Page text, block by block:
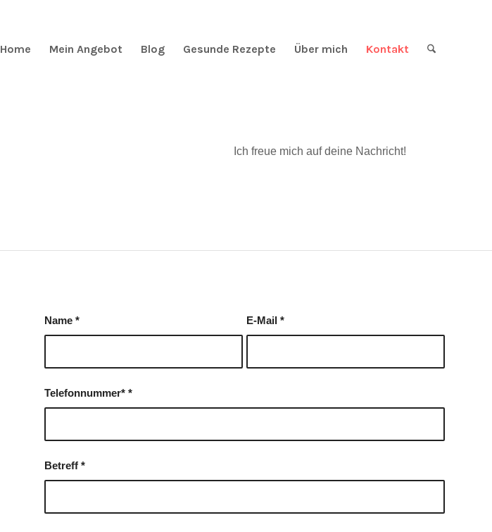
Home Mein Angebot Blog Gesunde Rezepte Über mich Kontakt
Ich freue mich auf deine Nachricht!
Name* E-Mail*
Telefonnummer**
Betreff*